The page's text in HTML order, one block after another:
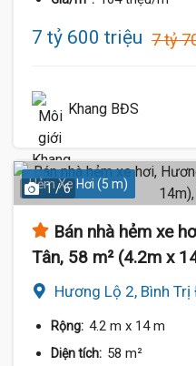
7 tỷ 600 triệu 7 tỷ
Khang BĐS
Hẻm Xe Hơi (5 m)
1 / 6
Bán nhà hẻm xe
Tân, 58 m² (4.2m x
Hương Lộ 2, Bình Trị
Rộng: 4.2 m x 14 m
Diện tích: 58 m²